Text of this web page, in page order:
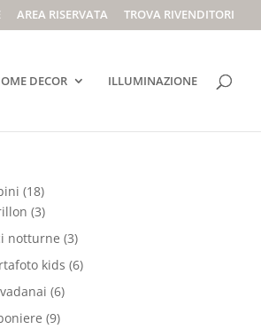
AREA RISERVATA TROVA RIVENDITORI
DECOR ILLUMINAZIONE
(18)
(3)
notturne (3)
kids (6)
(6)
(9)